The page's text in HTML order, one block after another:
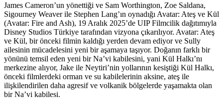
James Cameron’un yönettiği ve Sam Worthington, Zoe Saldana,
Sigourney Weaver ile Stephen Lang’ın oynadığı Avatar: Ateş ve Kül
(Avatar: Fire and Ash), 19 Aralık 2025’de UIP Filmcilik dağıtımıyla
Disney Studios Türkiye tarafından vizyona çıkarılıyor. Avatar: Ateş
ve Kül, bir önceki filmin kaldığı yerden devam ediyor ve Sully
ailesinin mücadelesini yeni bir aşamaya taşıyor. Doğanın farklı bir
yönünü temsil eden yeni bir Na’vi kabilesini, yani Kül Halkı’nı
merkezine alıyor, Jake ile Neytiri’nin yollarının kesiştiği Kül Halkı,
önceki filmlerdeki orman ve su kabilelerinin aksine, ateş ile
ilişkilendirilen daha agresif ve volkanik bölgelerde yaşamakta olan
bir Na’vi kabilesi.